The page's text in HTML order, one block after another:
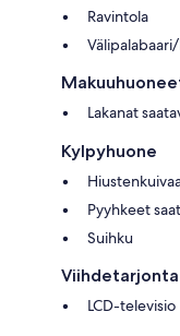
Ravintola
Lakanat
Kylpyhuone
Pyyhkeet
Suihku
Viihdetarjonta
LCD-televisio